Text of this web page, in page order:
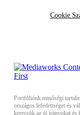
Cookie
Portfóliónk minőségi
országos lefedettséget és
keressük az új irányokat és